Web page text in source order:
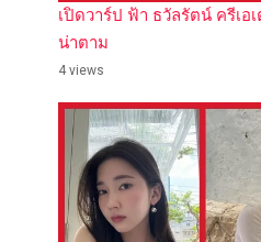
เปิดวาร์ป ฟ้า ธวัลรัตน์ ครีเอ
น่าตาม
4 views